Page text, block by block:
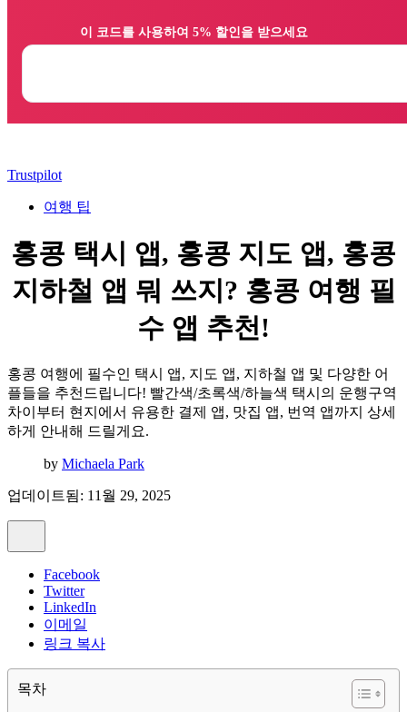
Trustpilot
여행 팁
홍콩 택시 앱, 홍콩 지도 앱, 홍콩
지하철 앱 뭐 쓰지? 홍콩 여행 필
수 앱 추천!
홍콩 여행에 필수인 택시 앱, 지도 앱, 지하철 앱 및 다양한 어
플들을 추천드립니다! 빨간색/초록색/하늘색 택시의 운행구역
차이부터 현지에서 유용한 결제 앱, 맛집 앱, 번역 앱까지 상세
하게 안내해 드릴게요.
by Michaela Park
업데이트됨: 11월 29, 2025
Facebook
Twitter
LinkedIn
이메일
링크 복사
목차